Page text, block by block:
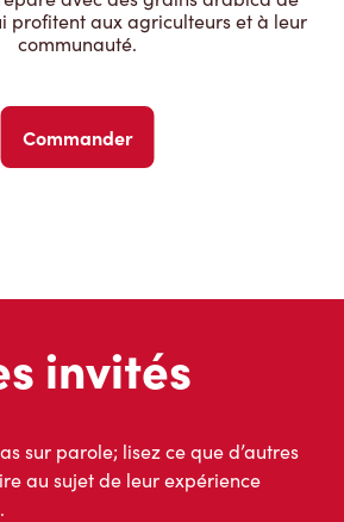
profitent aux agriculteurs et à leur
communauté.
Commander
invités
sur parole; lisez ce que d’autres
au sujet de leur expérience